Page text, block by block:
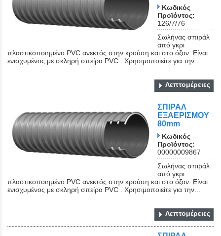
Κωδικός
Προϊόντος:
126/7/76
Σωλήνας σπιράλ
από γκρι
πλαστικοποιημένο PVC ανεκτός στην κρούση και στο όζον. Είναι
ενισχυμένος με σκληρή σπείρα PVC . Χρησιμοποιείτε για την...
Λεπτομέρειες
ΣΠΙΡΑΛ
ΕΞΑΕΡΙΣΜΟΥ
80mm
Κωδικός
Προϊόντος:
00000009867
Σωλήνας σπιράλ
από γκρι
πλαστικοποιημένο PVC ανεκτός στην κρούση και στο όζον. Είναι
ενισχυμένος με σκληρή σπείρα PVC . Χρησιμοποιείτε για την...
Λεπτομέρειες